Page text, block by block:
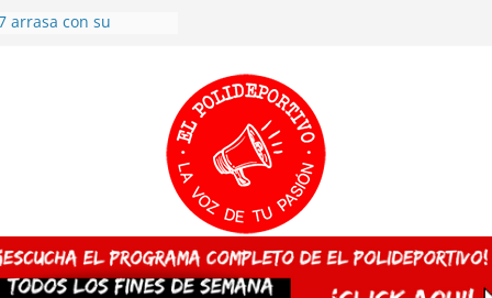
arrasa con su
España sub20
del mundo
vez!